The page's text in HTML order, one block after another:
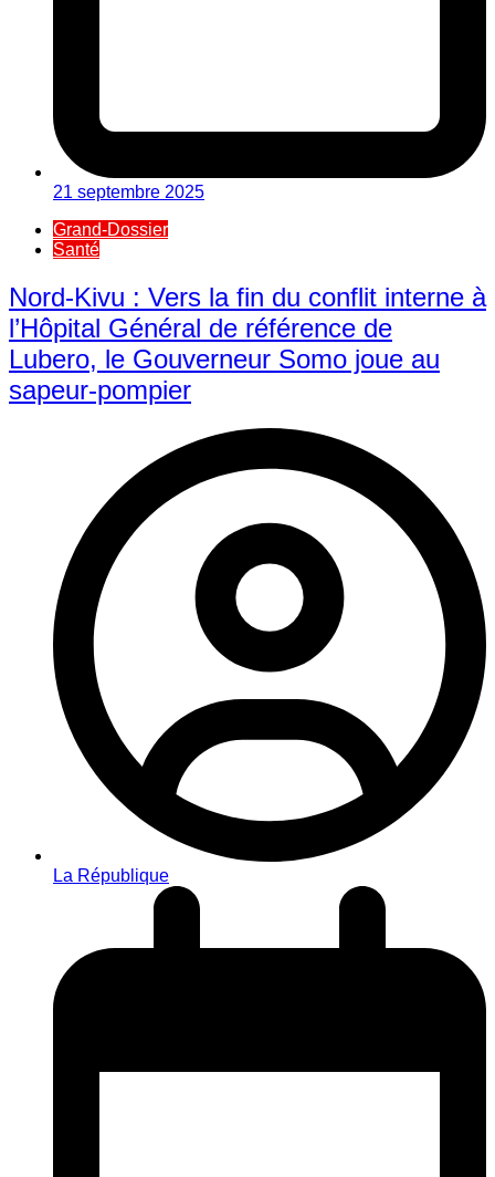
21 septembre 2025
Grand-Dossier
Santé
Nord-Kivu : Vers la fin du conflit interne à
l’Hôpital Général de référence de
Lubero, le Gouverneur Somo joue au
sapeur-pompier
La République